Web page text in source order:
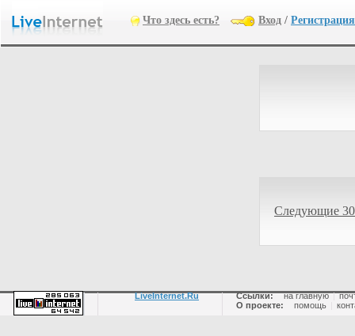
Что здесь есть? Вход / Регистрация
Следующие
LiveInternet.Ru Ссылки: на главную |
О проекте:
помощь